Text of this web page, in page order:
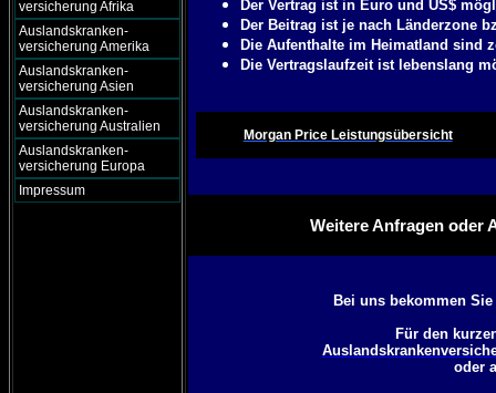
versicherung Afrika
Auslandskranken-
versicherung Amerika
Auslandskranken-
versicherung Asien
Auslandskranken-
versicherung Australien
Auslandskranken-
versicherung Europa
Impressum
Der Vertrag ist in Euro und US$
Der Beitrag ist je nach Länderzone
Die Aufenthalte im Heimatland sind
Die Vertragslaufzeit ist lebenslang
Morgan Price Leistungsübersicht
Weitere Anfragen oder
Bei uns bekommen
Für den
oder